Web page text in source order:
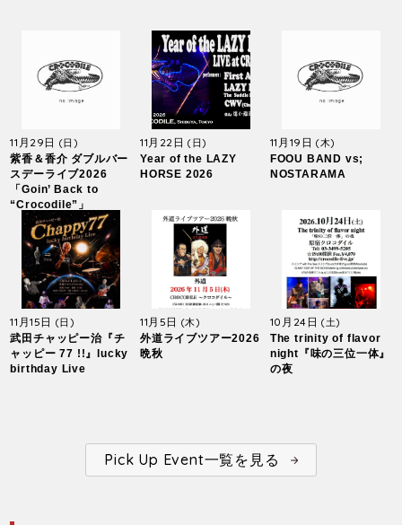
11月29日 (日)
紫香＆香介 ダブルバー
スデーライブ2026
「Goin’ Back to
“Crocodile”」
11月22日(日)
Year of the LAZY
HORSE 2026
11月19日 (木)
FOOU BAND vs;
NOSTARAMA
11月15日 (日)
武田チャッピー治『チ
ャッピー 77 !!』lucky
birthday Live
11月5日 (木)
外道ライブツアー2026
晩秋
10月24日 (土)
The trinity of flavor
night『味の三位一体』
の夜
Pick Up Event一覧を見る